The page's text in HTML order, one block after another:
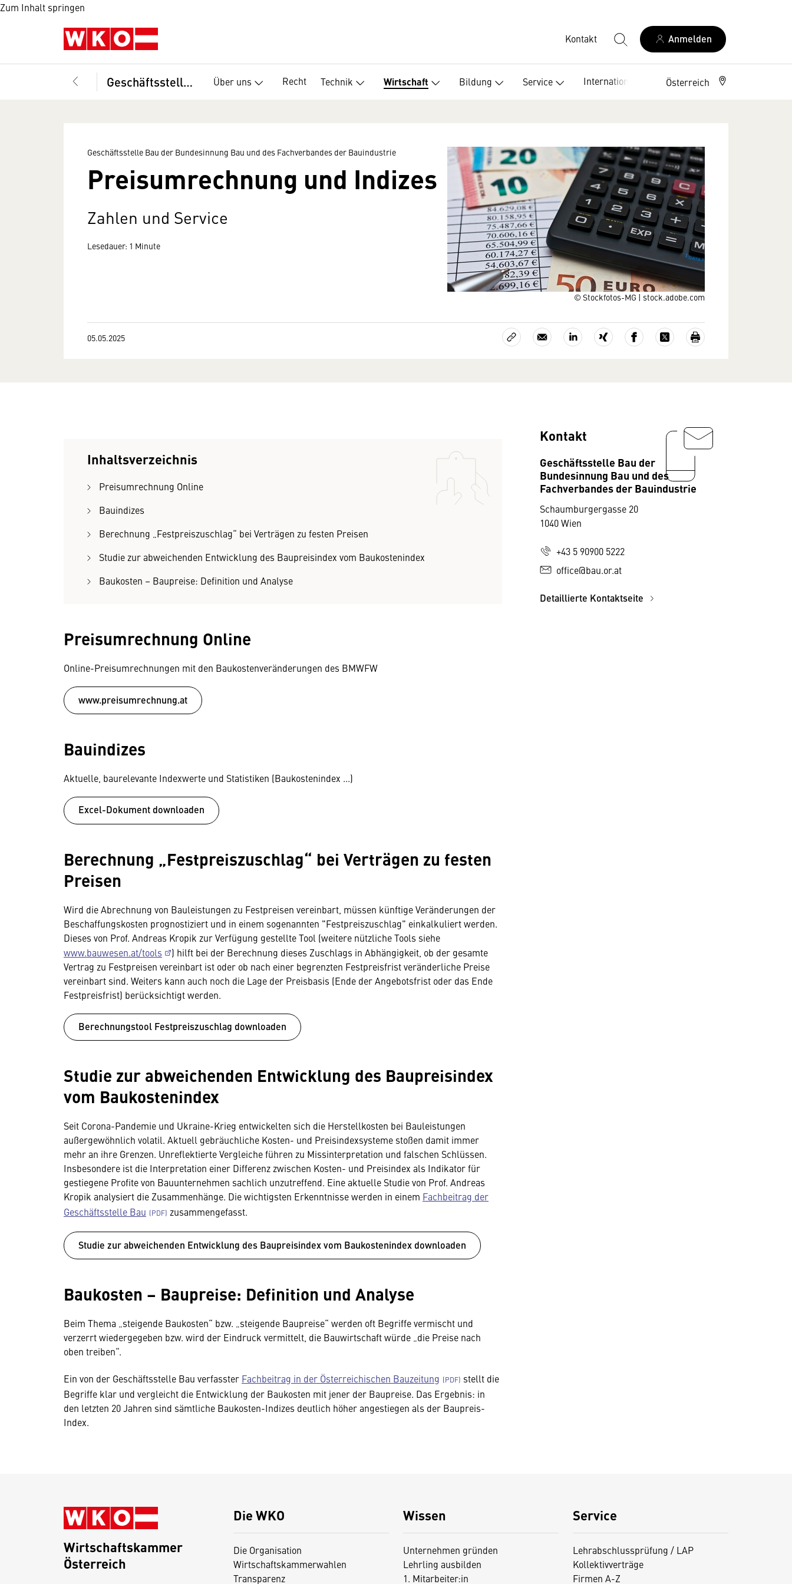
Zum Inhalt springen
Kontakt Anmelden
Geschäftsstelle Bau der Bundesinnung Bau und des Fachverbandes der Bauindustrie Über uns Recht Technik Wirtschaft Bildung Service International Österreich
© Stockfotos-MG | stock.adobe.com
Geschäftsstelle Bau der Bundesinnung Bau und des Fachverbandes der Bauindustrie
Preisumrechnung und Indizes
Zahlen und Service
Lesedauer: 1 Minute
05.05.2025
Inhaltsverzeichnis
Preisumrechnung Online
Bauindizes
Berechnung „Festpreiszuschlag“ bei Verträgen zu festen Preisen
Studie zur abweichenden Entwicklung des Baupreisindex vom Baukostenindex
Baukosten – Baupreise: Definition und Analyse
Preisumrechnung Online
Online-Preisumrechnungen mit den Baukostenveränderungen des BMWFW
www.preisumrechnung.at
Bauindizes
Aktuelle, baurelevante Indexwerte und Statistiken (Baukostenindex ...)
Excel-Dokument downloaden
Berechnung „Festpreiszuschlag“ bei Verträgen zu festen
Preisen
Wird die Abrechnung von Bauleistungen zu Festpreisen vereinbart, müssen künftige Veränderungen der
Beschaffungskosten prognostiziert und in einem sogenannten "Festpreiszuschlag" einkalkuliert werden.
Dieses von Prof. Andreas Kropik zur Verfügung gestellte Tool (weitere nützliche Tools siehe
www.bauwesen.at/tools
) hilft bei der Berechnung dieses Zuschlags in Abhängigkeit, ob der gesamte
Vertrag zu Festpreisen vereinbart ist oder ob nach einer begrenzten Festpreisfrist veränderliche Preise
vereinbart sind. Weiters kann auch noch die Lage der Preisbasis (Ende der Angebotsfrist oder das Ende
Festpreisfrist) berücksichtigt werden.
Berechnungstool Festpreiszuschlag downloaden
Studie zur abweichenden Entwicklung des Baupreisindex
vom Baukostenindex
Seit Corona-Pandemie und Ukraine-Krieg entwickelten sich die Herstellkosten bei Bauleistungen
außergewöhnlich volatil. Aktuell gebräuchliche Kosten- und Preisindexsysteme stoßen damit immer
mehr an ihre Grenzen. Unreflektierte Vergleiche führen zu Missinterpretation und falschen Schlüssen.
Insbesondere ist die Interpretation einer Differenz zwischen Kosten- und Preisindex als Indikator für
gestiegene Profite von Bauunternehmen sachlich unzutreffend. Eine aktuelle Studie von Prof. Andreas
Kropik analysiert die Zusammenhänge. Die wichtigsten Erkenntnisse werden in einem Fachbeitrag der
Geschäftsstelle Bau
zusammengefasst.
Studie zur abweichenden Entwicklung des Baupreisindex vom Baukostenindex downloaden
Baukosten – Baupreise: Definition und Analyse
Beim Thema „steigende Baukosten“ bzw. „steigende Baupreise“ werden oft Begriffe vermischt und
verzerrt wiedergegeben bzw. wird der Eindruck vermittelt, die Bauwirtschaft würde „die Preise nach
oben treiben“.
Ein von der Geschäftsstelle Bau verfasster Fachbeitrag in der Österreichischen Bauzeitung
stellt die
Begriffe klar und vergleicht die Entwicklung der Baukosten mit jener der Baupreise. Das Ergebnis: in
den letzten 20 Jahren sind sämtliche Baukosten-Indizes deutlich höher angestiegen als der Baupreis-
Index.
Kontakt
Geschäftsstelle Bau der
Bundesinnung Bau und des
Fachverbandes der Bauindustrie
Schaumburgergasse 20
1040 Wien
+43 5 90900 5222
office@bau.or.at
Detaillierte Kontaktseite
Die WKO
Die Organisation
Wirtschaftskammerwahlen
Transparenz
Wissen
Unternehmen gründen
Lehrling ausbilden
1. Mitarbeiter:in
Service
Lehrabschlussprüfung / LAP
Kollektivverträge
Firmen A-Z
Wirtschaftskammer
Österreich